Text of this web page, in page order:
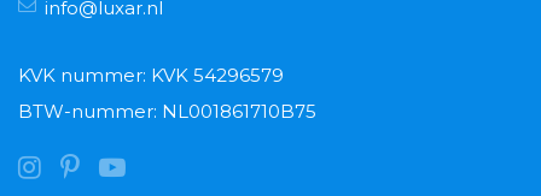
info@luxar.nl
KVK nummer: KVK 54296579
BTW-nummer: NL001861710B75